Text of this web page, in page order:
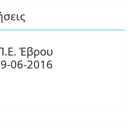
Έβρου
06-2016